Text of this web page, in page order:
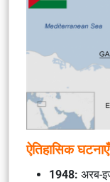
ऐतिहासिक घटनाएँ
1948: अरब-